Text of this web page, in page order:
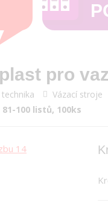
pro
Vázací stroje
100 listů, 100ks